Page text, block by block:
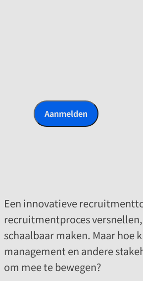
Een innovatieve
recruitmentproces
schaalbaar maken. Maar hoe
management en andere
om mee te bewegen?